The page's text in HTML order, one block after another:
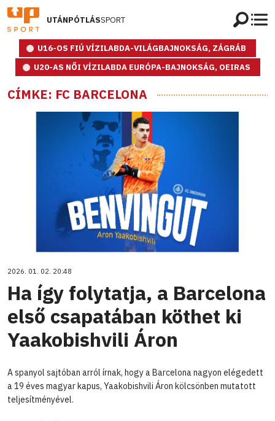
UTÁNPÓTLÁSSPORT
U16-OS FIÚ VÍZILABDA-VILÁGBAJNOKSÁG, ZÁGRÁB
U20-AS NŐI VÍZILABDA EURÓPA-BAJNOKSÁG, OEIRAS
CÍMKE: FC BARCELONA
2026. 01. 02. 20:48
Ha így folytatja, a Barcelona
első csapatában köthet ki
Yaakobishvili Áron
A spanyol sajtóban arról írnak, hogy a Barcelona nagyon elégedett
a 19 éves magyar kapus, Yaakobishvili Áron kölcsönben mutatott
teljesítményével.